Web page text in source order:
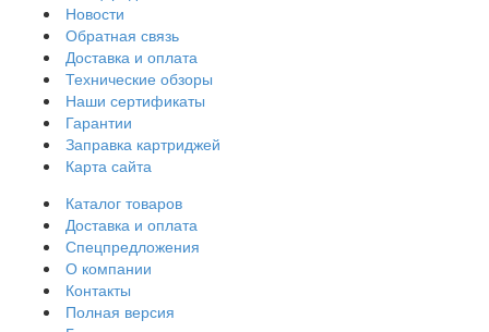
Новости
Обратная связь
Доставка и оплата
Технические обзоры
Наши сертификаты
Гарантии
Заправка картриджей
Карта сайта
Каталог товаров
Доставка и оплата
Спецпредложения
О компании
Контакты
Полная версия